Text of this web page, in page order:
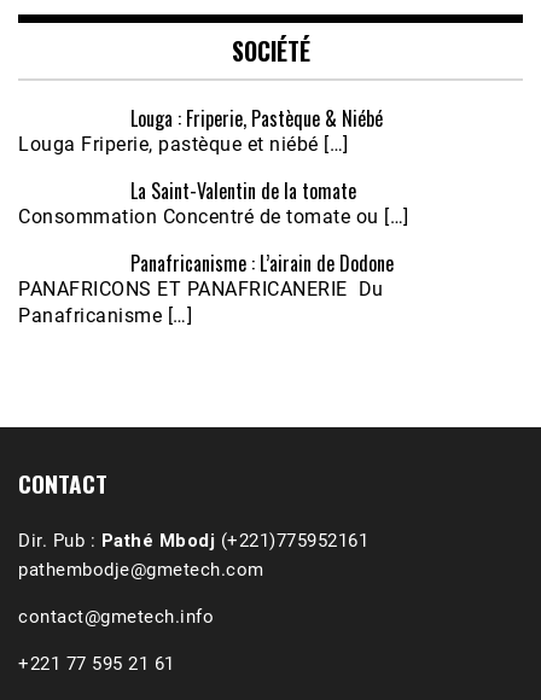
EMBED
Écoutez le parcours de Claudiane Kapia
Nobana (Podologue)
Feb 24, 2021 • 28mn
SOCIÉTÉ
Louga : Friperie, Pastèque & Niébé
Louga Friperie, pastèque et niébé […]
La Saint-Valentin de la tomate
Consommation Concentré de tomate ou […]
Panafricanisme : L’airain de Dodone
PANAFRICONS ET PANAFRICANERIE Du
Panafricanisme […]
CONTACT
Dir. Pub : Pathé Mbodj (+221)775952161
pathembodje@gmetech.com
contact@gmetech.info
+221 77 595 21 61